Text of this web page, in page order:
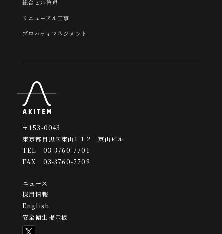
総合ビル管理
リニューアル工事
プロパティマネジメント
〒153-0043
東京都目黒区東山1-1-2 東山ビル
TEL 03-3760-7701
FAX 03-3760-7709
ニュース
採用情報
English
安全衛生掲示板